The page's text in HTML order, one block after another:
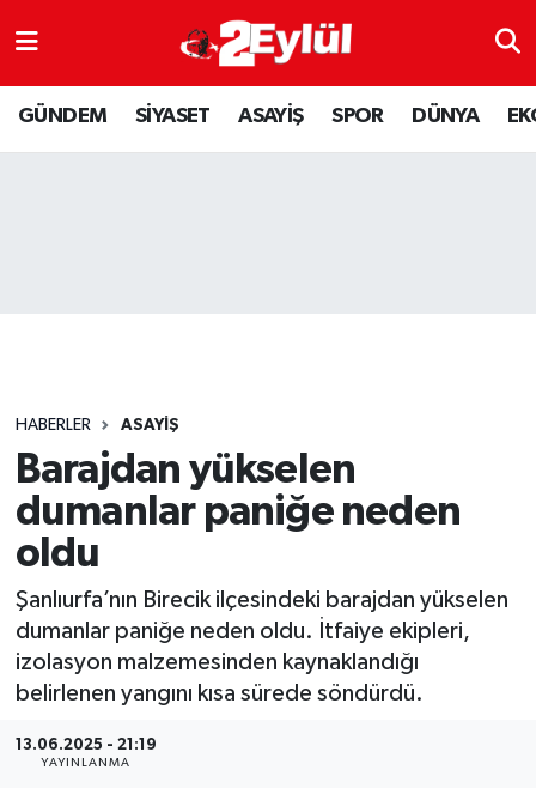
GÜNDEM SİYASET ASAYİŞ SPOR DÜNYA
HABERLER ASAYİŞ
Barajdan yükselen
dumanlar paniğe neden
oldu
Şanlıurfa’nın Birecik ilçesindeki barajdan yükselen
dumanlar paniğe neden oldu. İtfaiye ekipleri,
izolasyon malzemesinden kaynaklandığı
belirlenen yangını kısa sürede söndürdü.
13.06.2025 - 21:19
YAYINLANMA
ASAYİŞ
DÜNYA
SPOR
YAŞAM
Nöbetçi Eczaneler
Hava Durumu
Son Dakika Haberleri
Haber Arşivi